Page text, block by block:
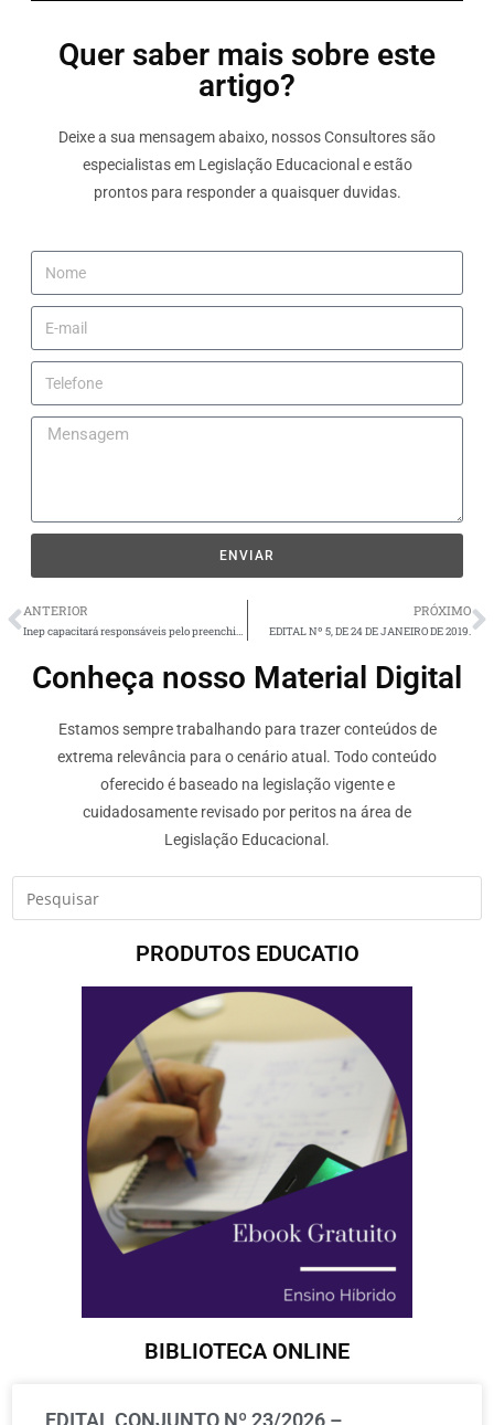
Quer saber mais sobre este
artigo?
Deixe a sua mensagem abaixo, nossos Consultores são
especialistas em Legislação Educacional e estão
prontos para responder a quaisquer duvidas.
ENVIAR
ANTERIOR
Inep capacitará responsáveis pelo preenchimento do Censo da Educação Superior 2018.
PRÓXIMO
EDITAL Nº 5, DE 24 DE JANEIRO DE 2019.
Conheça nosso Material Digital
Estamos sempre trabalhando para trazer conteúdos de
extrema relevância para o cenário atual. Todo conteúdo
oferecido é baseado na legislação vigente e
cuidadosamente revisado por peritos na área de
Legislação Educacional.
PRODUTOS EDUCATIO
BIBLIOTECA ONLINE
EDITAL CONJUNTO Nº 23/2026 –